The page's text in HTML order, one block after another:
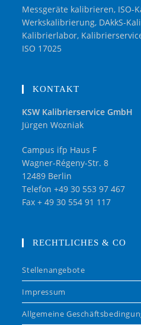
Messgeräte kalibrieren, ISO-
Werkskalibrierung, DAkkS-
Kalibrierlabor,
ISO 17025
KONTAKT
KSW Kalibrierservice GmbH
Jürgen Wozniak
Campus ifp Haus F
Wagner-Régeny-Str. 8
12489 Berlin
Telefon +49 30 553 97 467
Fax + 49 30 554 91 117
RECHTLICHES & CO
Stellenangebote
Impressum
Allgemeine